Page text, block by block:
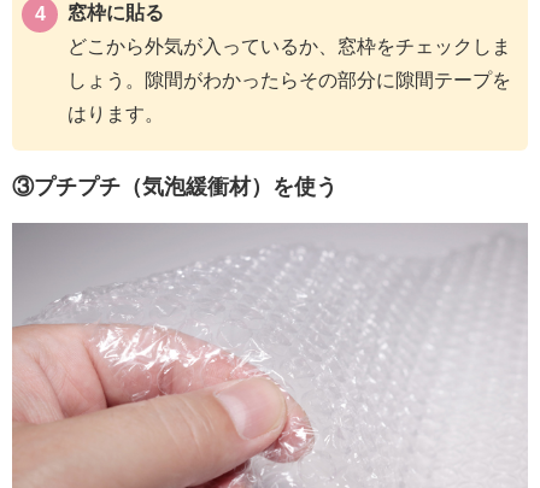
窓枠に貼る
どこから外気が入っているか、窓枠をチェックしま
しょう。隙間がわかったらその部分に隙間テープを
はります。
③プチプチ（気泡緩衝材）を使う